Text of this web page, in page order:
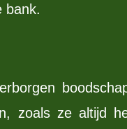
bank.
zoals ze altijd